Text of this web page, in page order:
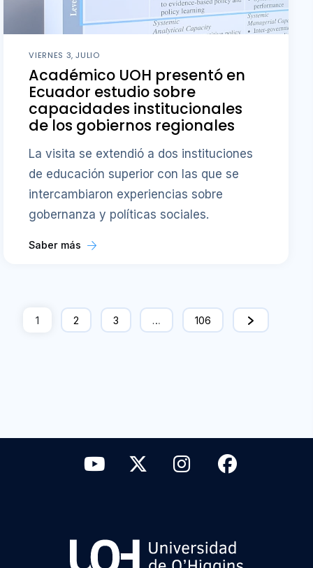
VIERNES 3, JULIO
Académico UOH presentó en
Ecuador estudio sobre
capacidades institucionales
de los gobiernos regionales
La visita se extendió a dos instituciones
de educación superior con las que se
intercambiaron experiencias sobre
gobernanza y políticas sociales.
Saber más
1 2 3 … 106